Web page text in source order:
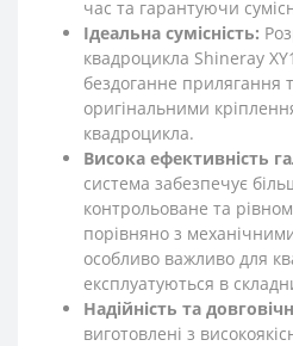
час та гарантуючи
Ідеальна сумісність:
квадроцикла Shineray
бездоганне прилягання
оригінальними
квадроцикла.
Висока ефективність
система забезпечує
контрольоване та
порівняно з
особливо важливо для
експлуатуються в
Надійність та
виготовлені з